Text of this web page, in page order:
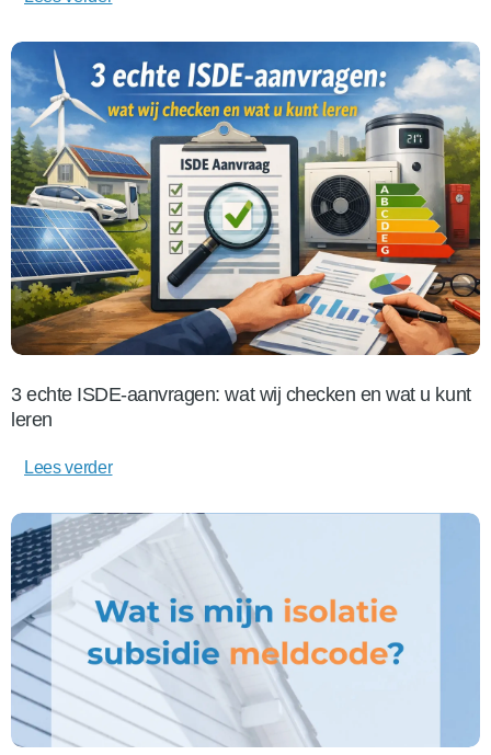
3 echte ISDE-aanvragen: wat wij checken en wat u kunt
leren
Lees verder